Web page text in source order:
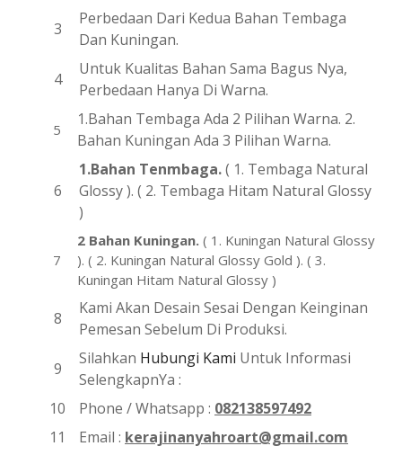
Perbedaan Dari Kedua Bahan Tembaga
Dan Kuningan.
Untuk Kualitas Bahan Sama Bagus Nya,
Perbedaan Hanya Di Warna.
1.Bahan Tembaga Ada 2 Pilihan Warna. 2.
Bahan Kuningan Ada 3 Pilihan Warna.
1.Bahan Tenmbaga.( 1. Tembaga Natural
Glossy ). ( 2. Tembaga Hitam Natural Glossy
)
2 Bahan Kuningan.( 1. Kuningan Natural Glossy
). ( 2. Kuningan Natural Glossy Gold ). ( 3.
Kuningan Hitam Natural Glossy )
Kami Akan Desain Sesai Dengan Keinginan
Pemesan Sebelum Di Produksi.
Silahkan Hubungi Kami Untuk Informasi
SelengkapnYa :
Phone / Whatsapp : 082138597492
Email : kerajinanyahroart@gmail.com